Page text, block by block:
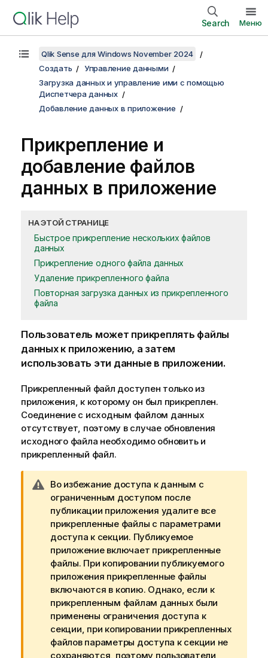
Search Меню
Qlik Sense для Windows November 2024
Создать
Управление данными
Загрузка данных и управление ими с помощью
Диспетчера данных
Добавление данных в приложение
Прикрепление и
добавление файлов
данных в приложение
НА ЭТОЙ СТРАНИЦЕ
Быстрое прикрепление нескольких файлов
данных
Прикрепление одного файла данных
Удаление прикрепленного файла
Повторная загрузка данных из прикрепленного
файла
Пользователь может прикреплять файлы
данных к приложению, а затем
использовать эти данные в приложении.
Прикрепленный файл доступен только из
приложения, к которому он был прикреплен.
Соединение с исходным файлом данных
отсутствует, поэтому в случае обновления
исходного файла необходимо обновить и
прикрепленный файл.
П
р
и
м
е
ч
а
н
и
е
к
п
р
е
Во избежание доступа к данным с
ограниченным доступом после
публикации приложения удалите все
прикрепленные файлы с параметрами
доступа к секции. Публикуемое
приложение включает прикрепленные
файлы. При копировании публикуемого
приложения прикрепленные файлы
включаются в копию. Однако, если к
прикрепленным файлам данных были
применены ограничения доступа к
секции, при копировании прикрепленных
файлов параметры доступа к секции не
сохраняются, поэтому пользователи